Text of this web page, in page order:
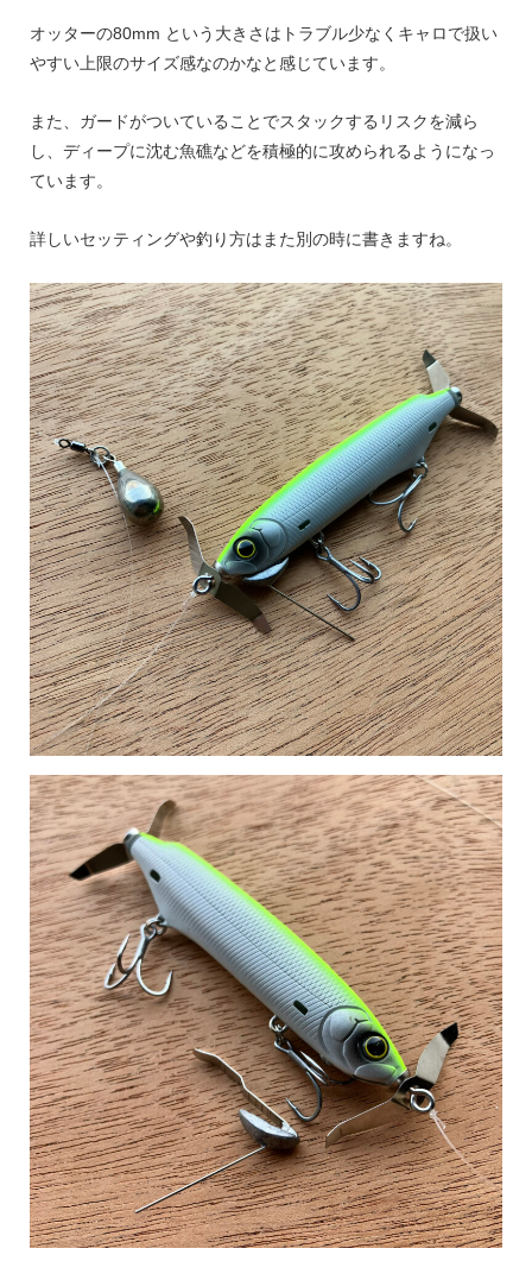
オッターの80mm という大きさはトラブル少なくキャロで扱い
やすい上限のサイズ感なのかなと感じています。
また、ガードがついていることでスタックするリスクを減ら
し、ディープに沈む魚礁などを積極的に攻められるようになっ
ています。
詳しいセッティングや釣り方はまた別の時に書きますね。